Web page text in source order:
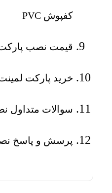
کفپوش PVC
قیمت نصب
خرید پارکت
سوالات متداول
پرسش و پاسخ